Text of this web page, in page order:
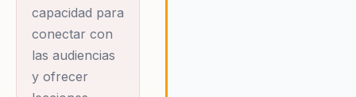
dirigidas a
entrenadores
deportivos, jóvenes
y empresas,
capacidad para
conectar con
las audiencias
y ofrecer